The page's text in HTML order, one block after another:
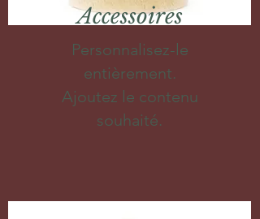
Accessoires
Personnalisez-le
entièrement.
Ajoutez le contenu
souhaité.